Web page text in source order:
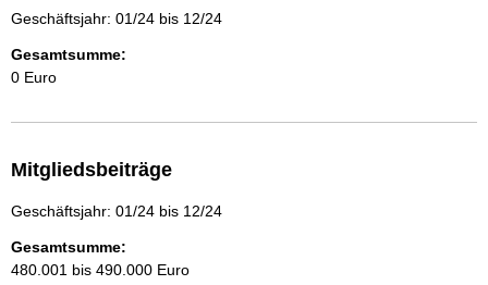
Geschäftsjahr: 01/24 bis 12/24
Gesamtsumme:
0 Euro
Mitgliedsbeiträge
Geschäftsjahr: 01/24 bis 12/24
Gesamtsumme:
480.001 bis 490.000 Euro